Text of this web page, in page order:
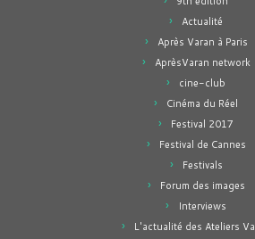
Actualité
Après Varan à Paris
AprèsVaran network
cine-club
Cinéma du Réel
Festival 2017
Festival de Cannes
Festivals
Forum des images
Interviews
L'actualité des Ateliers